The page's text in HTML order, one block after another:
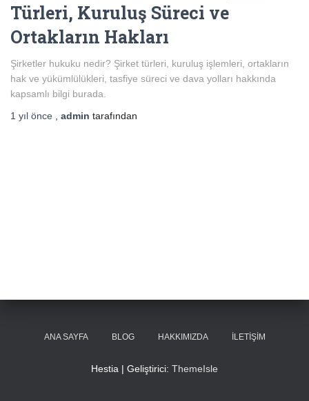
Türleri, Kuruluş Süreci ve
Ortakların Hakları
Şirketler hukuku nedir? Şirket türleri, kuruluş işlemleri, ortakların
hak ve yükümlülükleri, tasfiye süreci ve dava yolları hakkında
kapsamlı bilgi burada.
1 yıl önce admin tarafından
ANA SAYFA BLOG HAKKIMIZDA İLETIŞIM
Hestia | Geliştirici: ThemeIsle